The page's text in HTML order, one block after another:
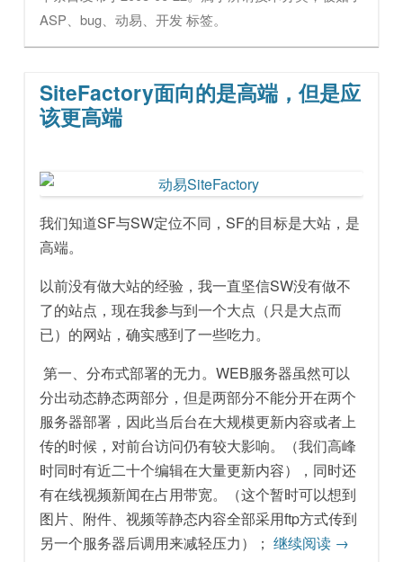
ASP、bug、动易、开发标签。
SiteFactory面向的是高端，但是应
该更高端
我们知道SF与SW定位不同，SF的目标是大站，是
高端。
以前没有做大站的经验，我一直坚信SW没有做不
了的站点，现在我参与到一个大点（只是大点而
已）的网站，确实感到了一些吃力。
第一、分布式部署的无力。WEB服务器虽然可以
分出动态静态两部分，但是两部分不能分开在两个
服务器部署，因此当后台在大规模更新内容或者上
传的时候，对前台访问仍有较大影响。（我们高峰
时同时有近二十个编辑在大量更新内容），同时还
有在线视频新闻在占用带宽。（这个暂时可以想到
图片、附件、视频等静态内容全部采用ftp方式传到
另一个服务器后调用来减轻压力）；继续阅读 →